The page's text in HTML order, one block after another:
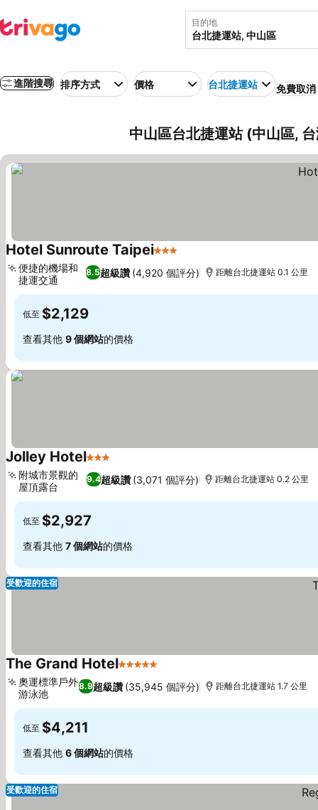
目的地
進階搜尋 排序方式 價格 台北捷運站 免費取消
中山區台北捷運站 (中山區,
Hotel Sunroute Taipei3 星級
8.5超級讚 (4,920 個評分)
便捷的機場和
捷運交通
距離台北捷運站 0.1 公里
低至 $2,129
查看其他 9 個網站的價格
Jolley Hotel3 星級
9.4超級讚 (3,071 個評分)
附城市景觀的
屋頂露台
距離台北捷運站 0.2 公里
低至 $2,927
查看其他 7 個網站的價格
受歡迎的住宿
The Grand Hotel5 星級
8.9超級讚 (35,945 個評分)
奧運標準戶外
游泳池
距離台北捷運站 1.7 公里
低至 $4,211
查看其他 6 個網站的價格
受歡迎的住宿